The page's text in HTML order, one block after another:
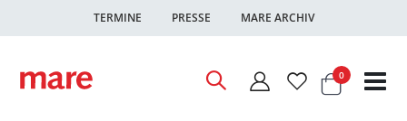
TERMINE PRESSE MARE ARCHIV
Warenkorb
0Artikel